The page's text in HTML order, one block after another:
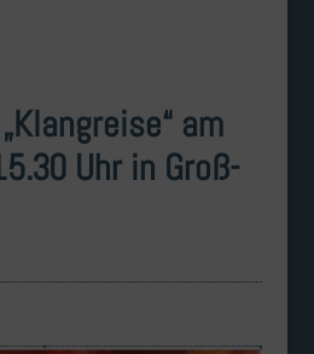
am
Uhr in Groß-